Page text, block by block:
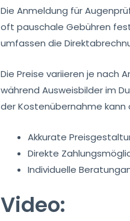
Die Anmeldung für
oft pauschale Gebühren
umfassen die
Die Preise variieren je nach
während Ausweisbilder im
der Kostenübernahme
Akkurate
Direkte
Individuelle
Video: